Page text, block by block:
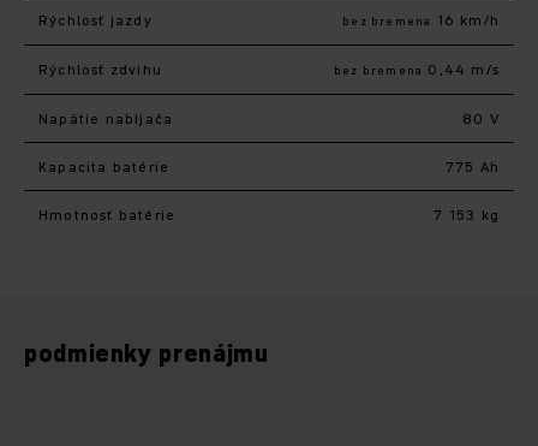
Rýchlosť jazdy bez bremena 16 km/h
Rýchlosť zdvihu bez bremena 0,44 m/s
Napätie nabíjača 80 V
Kapacita batérie 775 Ah
Hmotnosť batérie 7 153 kg
podmienky prenájmu